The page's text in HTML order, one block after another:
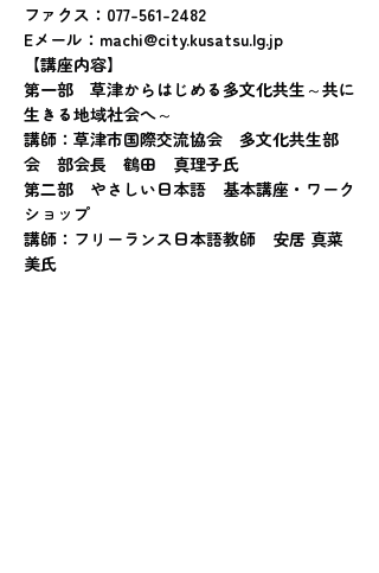
ファクス：077-561-2482
Eメール：machi@city.kusatsu.lg.jp
【講座内容】
第一部　草津からはじめる多文化共生～共に
生きる地域社会へ～
講師：草津市国際交流協会　多文化共生部
会　部会長　鶴田　真理子氏
第二部　やさしい日本語　基本講座・ワーク
ショップ
講師：フリーランス日本語教師　安居 真菜
美氏